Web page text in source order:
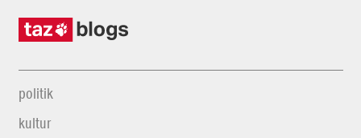
politik
kultur